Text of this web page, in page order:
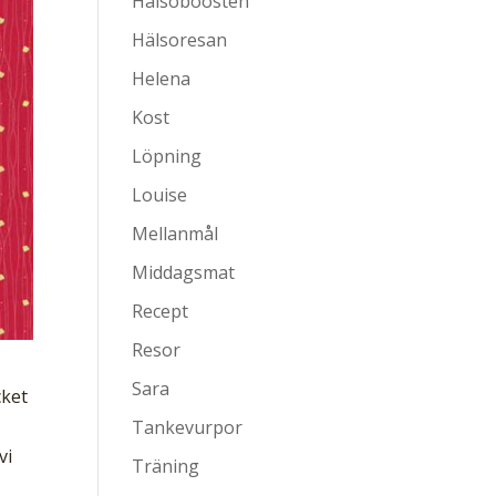
Hälsoresan
Helena
Kost
Löpning
Louise
Mellanmål
Middagsmat
Recept
Resor
Sara
Tankevurpor
Träning